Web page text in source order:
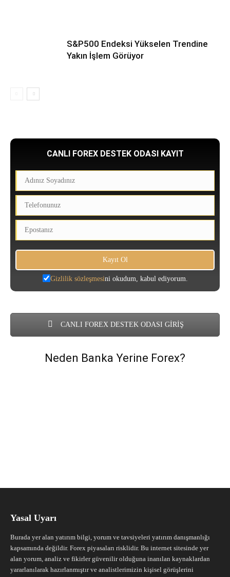
S&P500 Endeksi Yükselen Trendine
Yakın İşlem Görüyor
CANLI FOREX DESTEK ODASI KAYIT
Gizlilik sözleşmesini okudum, kabul ediyorum.
CANLI FOREX DESTEK ODASI GİRİŞ
Neden Banka Yerine Forex?
Yasal Uyarı
Burada yer alan yatırım bilgi, yorum ve tavsiyeleri yatırım danışmanlığı
kapsamında değildir. Forex piyasaları risklidir. Bu internet sitesinde yer
alan yorum, analiz ve fikirler güvenilir olduğuna inanılan kaynaklardan
yararlanılarak hazırlanmıştır ve analistlerimizin kişisel görüşlerini